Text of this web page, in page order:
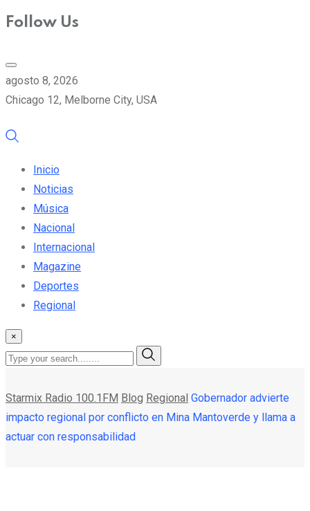
Follow Us
agosto 8, 2026
Chicago 12, Melborne City, USA
Inicio
Noticias
Música
Nacional
Internacional
Magazine
Deportes
Regional
×
Starmix Radio 100.1FM Blog Regional Gobernador advierte
impacto regional por conflicto en Mina Mantoverde y llama a
actuar con responsabilidad